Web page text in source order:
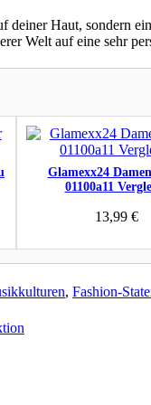
Haut, sondern
Welt auf eine sehr
Glamexx24
01100a11
13,99 €
, Fashion-